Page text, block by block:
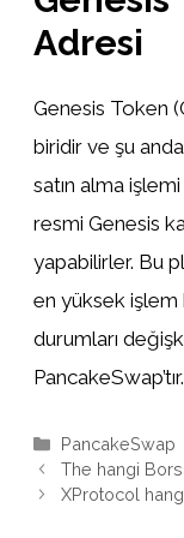
Adresi
Genesis Token
biridir ve şu
satın alma
resmi Genesis
yapabilirler. Bu
en yüksek işlem
durumları
PancakeSwap’tır.
Kategoriler
PancakeSwap
The hangi
XProtocol